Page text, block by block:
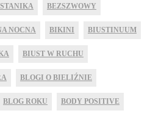
BEZSZWOWY
NOCNA BIKINI BIUSTINUUM
BIUST W RUCHU
BLOGI O BIELIŹNIE
BLOG ROKU BODY POSITIVE